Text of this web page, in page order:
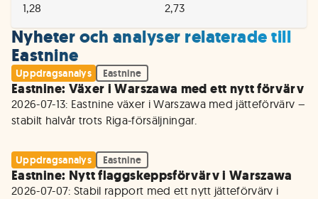
1,28 2,73
Nyheter och analyser relaterade till
Eastnine
Uppdragsanalys Eastnine
Eastnine: Växer i Warszawa med ett nytt förvärv
2026-07-13: Eastnine växer i Warszawa med jätteförvärv –
Uppdragsanalys Eastnine
Eastnine: Nytt flaggskeppsförvärv i Warszawa
2026-07-07: Stabil rapport med ett nytt jätteförvärv i